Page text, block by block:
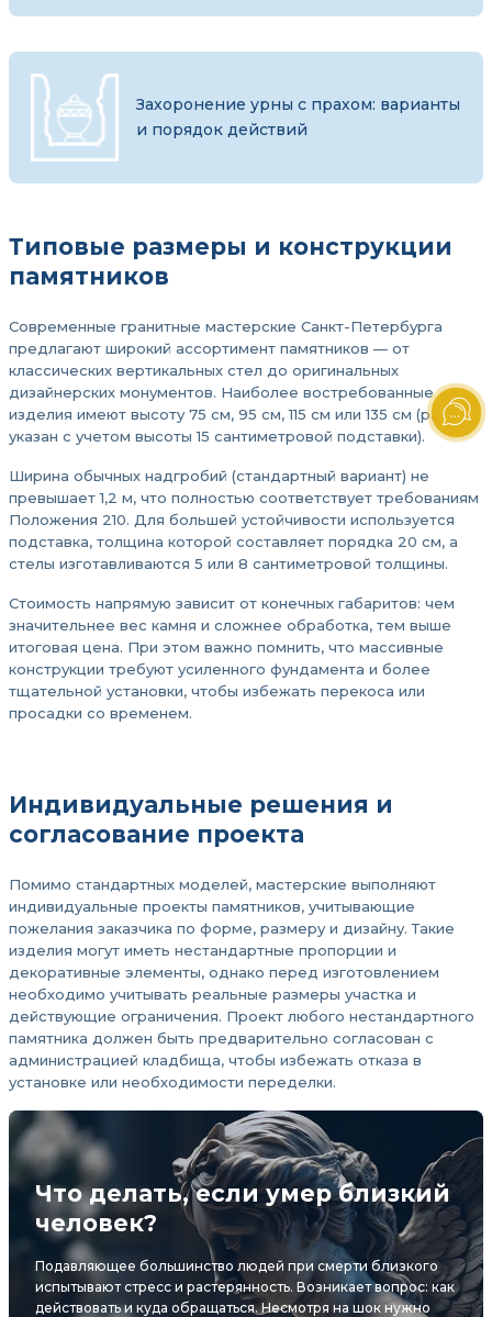
Захоронение урны с прахом: варианты
и порядок действий
Типовые размеры и конструкции
памятников
Современные гранитные мастерские Санкт-Петербурга
предлагают широкий ассортимент памятников — от
классических вертикальных стел до оригинальных
дизайнерских монументов. Наиболее востребованные
изделия имеют высоту 75 см, 95 см, 115 см или 135 см (размер
указан с учетом высоты 15 сантиметровой подставки).
Ширина обычных надгробий (стандартный вариант) не
превышает 1,2 м, что полностью соответствует требованиям
Положения 210. Для большей устойчивости используется
подставка, толщина которой составляет порядка 20 см, а
стелы изготавливаются 5 или 8 сантиметровой толщины.
Стоимость напрямую зависит от конечных габаритов: чем
значительнее вес камня и сложнее обработка, тем выше
итоговая цена. При этом важно помнить, что массивные
конструкции требуют усиленного фундамента и более
тщательной установки, чтобы избежать перекоса или
просадки со временем.
Индивидуальные решения и
согласование проекта
Помимо стандартных моделей, мастерские выполняют
индивидуальные проекты памятников, учитывающие
пожелания заказчика по форме, размеру и дизайну. Такие
изделия могут иметь нестандартные пропорции и
декоративные элементы, однако перед изготовлением
необходимо учитывать реальные размеры участка и
действующие ограничения. Проект любого нестандартного
памятника должен быть предварительно согласован с
администрацией кладбища, чтобы избежать отказа в
установке или необходимости переделки.
Что делать, если умер близкий
человек?
Подавляющее большинство людей при смерти близкого
испытывают стресс и растерянность. Возникает вопрос: как
действовать и куда обращаться. Несмотря на шок нужно